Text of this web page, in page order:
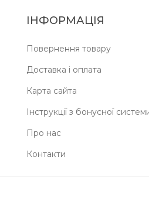
ІНФОРМАЦІЯ
Повернення товару
Доставка і оплата
Карта сайта
Інструкції з бонусної
Про нас
Контакти